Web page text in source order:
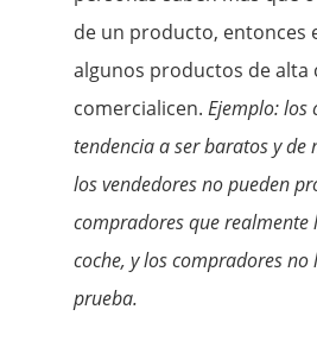
de un producto, entonces
algunos productos de alta
comercialicen.Ejemplo: los
tendencia a ser baratos y de
los vendedores no pueden
compradores que realmente
coche, y los compradores
prueba.